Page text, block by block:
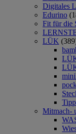
Digitales
Edurino
Fit für die
LÜK
Mitmach-